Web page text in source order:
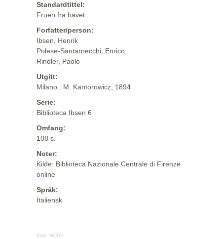
Standardtittel:
Fruen fra havet
Forfatter/person:
Ibsen, Henrik
Polese-Santarnecchi, Enrico
Rindler, Paolo
Utgitt:
Milano : M. Kantorowicz, 1894
Serie:
Biblioteca Ibsen 6
Omfang:
108 s.
Noter:
Kilde: Biblioteca Nazionale Centrale di Firenze
online
Språk:
Italiensk
Kilde: MODS